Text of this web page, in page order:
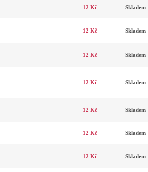
12 Kč Skladem
12 Kč Skladem
12 Kč Skladem
12 Kč Skladem
12 Kč Skladem
12 Kč Skladem
12 Kč Skladem